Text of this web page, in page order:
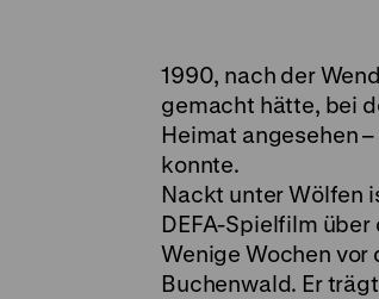
1990, nach der
gemacht hätte, bei
Heimat angesehen
konnte.
Nackt unter Wölfen
DEFA-Spielfilm über
Wenige Wochen vor
Buchenwald. Er